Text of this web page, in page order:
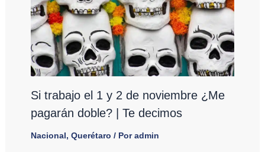
Si trabajo el 1 y 2 de noviembre ¿Me
pagarán doble? | Te decimos
Nacional, Querétaro / Poradmin